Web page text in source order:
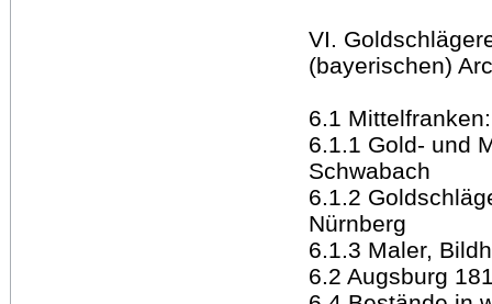
VI.
(bayerischen)
6.1
6.1.1 Gold- und
Schwabach
6.1.2
Nürnberg
6.1.3 Maler,
6.2 Augsburg